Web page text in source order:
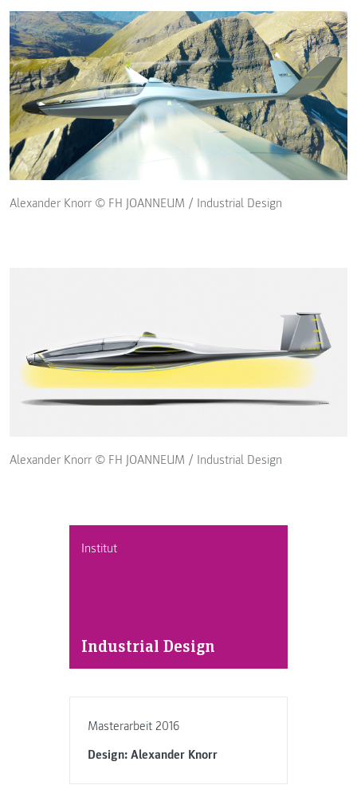
Institut
Industrial Design
Masterarbeit 2016
Design: Alexander Knorr
Alexander Knorr © FH JOANNEUM / Industrial Design
Alexander Knorr © FH JOANNEUM / Industrial Design